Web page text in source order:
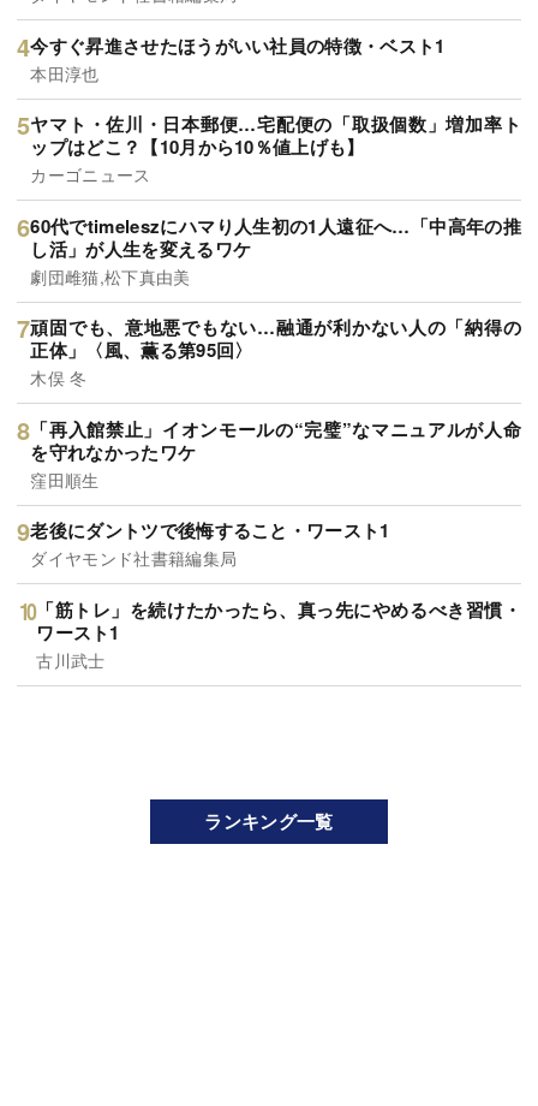
今すぐ昇進させたほうがいい社員の特徴・ベスト1
本田淳也
ヤマト・佐川・日本郵便…宅配便の「取扱個数」増加率ト
ップはどこ？【10月から10％値上げも】
カーゴニュース
60代でtimeleszにハマり人生初の1人遠征へ…「中高年の推
し活」が人生を変えるワケ
劇団雌猫,松下真由美
頑固でも、意地悪でもない…融通が利かない人の「納得の
正体」〈風、薫る第95回〉
木俣 冬
「再入館禁止」イオンモールの“完璧”なマニュアルが人命
を守れなかったワケ
窪田順生
老後にダントツで後悔すること・ワースト1
ダイヤモンド社書籍編集局
「筋トレ」を続けたかったら、真っ先にやめるべき習慣・
ワースト1
古川武士
ランキング一覧